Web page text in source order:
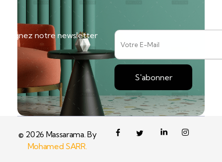
notre newsletter
© 2026 Massarama. By
Mohamed SARR.